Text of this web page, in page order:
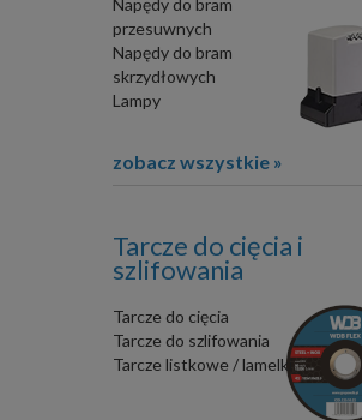
przesuwnych
Napędy do bram
skrzydłowych
Lampy
zobacz wszystkie »
Tarcze do cięcia i
szlifowania
Tarcze do cięcia
Tarcze do szlifowania
Tarcze listkowe / lamelki